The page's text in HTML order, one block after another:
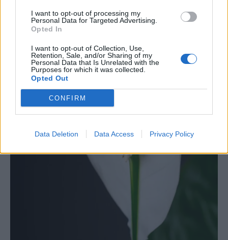
I want to opt-out of processing my
Personal Data for Targeted Advertising.
Opted In
I want to opt-out of Collection, Use,
Retention, Sale, and/or Sharing of my
Personal Data that Is Unrelated with the
Purposes for which it was collected.
Opted Out
CONFIRM
Data Deletion Data Access Privacy Policy